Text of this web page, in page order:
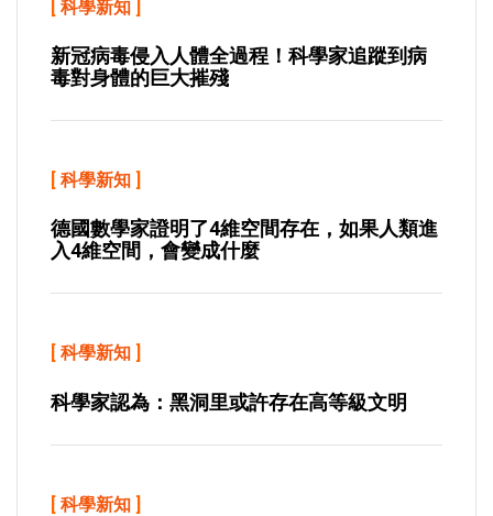
科學新知
新冠病毒侵入人體全過程！科學家追蹤到病
毒對身體的巨大摧殘
[ 科學新知 ]
德國數學家證明了4維空間存在，如果人類進
入4維空間，會變成什麼
[ 科學新知 ]
科學家認為：黑洞里或許存在高等級文明
[ 科學新知 ]